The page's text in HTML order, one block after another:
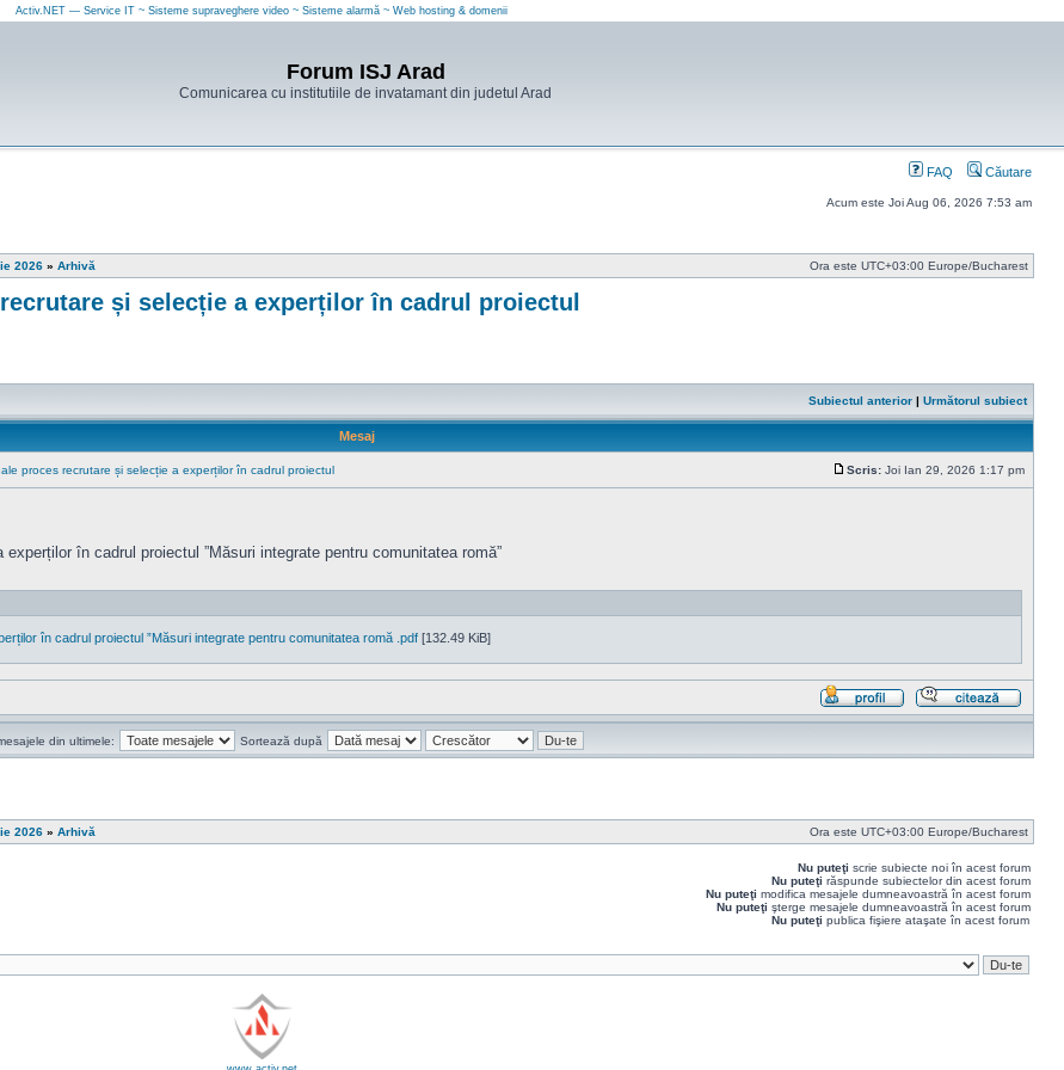
Activ.NET — Service IT ~ Sisteme supraveghere video ~ Sisteme alarmă ~ Web hosting & domenii
Forum ISJ Arad
Comunicarea cu institutiile de invatamant din judetul Arad
FAQ Căutare
Acum este Joi Aug 06, 2026 7:53 am
2026 » Arhivă Ora este UTC+03:00 Europe/Bucharest
și selecție a experților în cadrul proiectul
Subiectul anterior | Următorul subiect
Mesaj
proces recrutare și selecție a experților în cadrul proiectul
Scris: Joi Ian 29, 2026 1:17 pm
în cadrul proiectul ”Măsuri integrate pentru comunitatea romă”
în cadrul proiectul ”Măsuri integrate pentru comunitatea romă .pdf [132.49 KiB]
cu
Profil
din ultimele:
Sortează după
2026 » Arhivă Ora este UTC+03:00 Europe/Bucharest
Nu puteţi scrie subiecte noi în acest forum
Nu puteţi răspunde subiectelor din acest forum
Nu puteţi modifica mesajele dumneavoastră în acest forum
Nu puteţi şterge mesajele dumneavoastră în acest forum
Nu puteţi publica fişiere ataşate în acest forum